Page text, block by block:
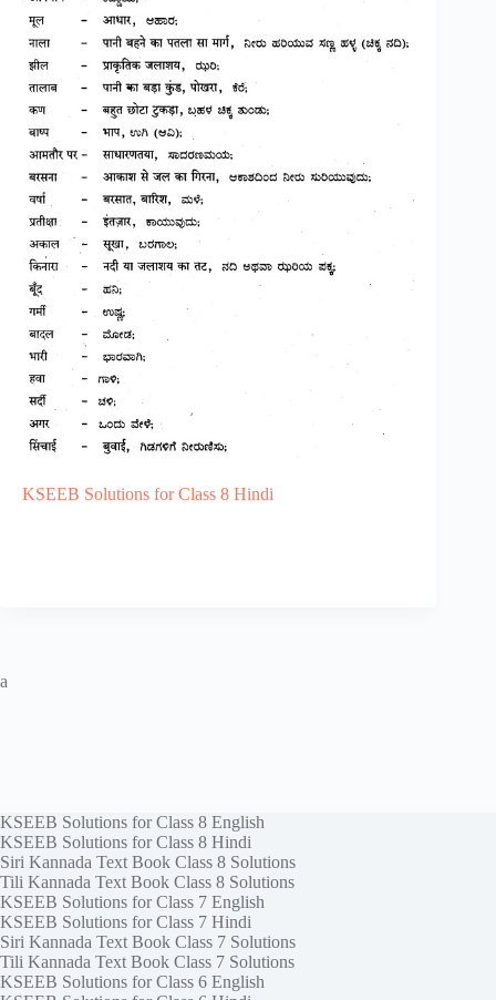
KSEEB Solutions for Class 8 Hindi
a
KSEEB Solutions for Class 8 English
KSEEB Solutions for Class 8 Hindi
Siri Kannada Text Book Class 8 Solutions
Tili Kannada Text Book Class 8 Solutions
KSEEB Solutions for Class 7 English
KSEEB Solutions for Class 7 Hindi
Siri Kannada Text Book Class 7 Solutions
Tili Kannada Text Book Class 7 Solutions
KSEEB Solutions for Class 6 English